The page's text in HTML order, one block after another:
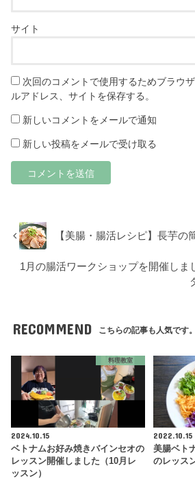
サイト
次回のコメントで使用するためブラウ
ルアドレス、サイトを保存する。
新しいコメントをメールで通知
新しい投稿をメールで受け取る
【美腸・腸活レシピ】長芋の
1月の腸活ワークショップを開催しま
RECOMMEND こちらの記事も人気です。
料理教室
2024.10.15
ベトナムお好み焼きバインセオの
レッスン開催しました（10月レ
ッスン）
2022.10.15
美腸ベト
のレッス